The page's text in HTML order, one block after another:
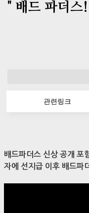
" 배드 파더스
관련링크
배드파더스 신상 공개 포
자에 선지급 이후 배드파